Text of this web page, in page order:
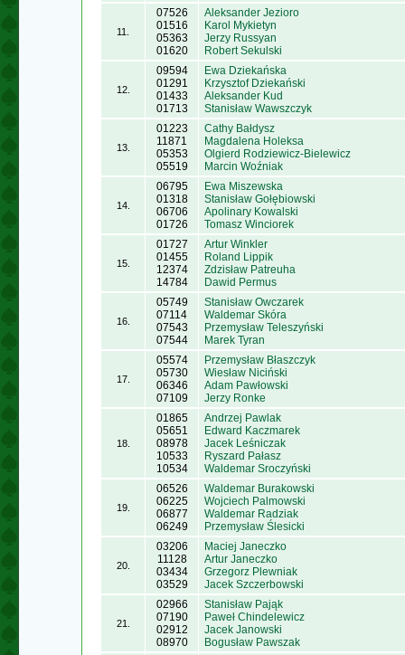
11.
07526
01516
05363
01620
Aleksander Jezioro
Karol Mykietyn
Jerzy Russyan
Robert Sekulski
12.
09594
01291
01433
01713
Ewa Dziekańska
Krzysztof Dziekański
Aleksander Kud
Stanisław Wawszczyk
13.
01223
11871
05353
05519
Cathy Bałdysz
Magdalena Holeksa
Olgierd Rodziewicz-Bielewicz
Marcin Woźniak
14.
06795
01318
06706
01726
Ewa Miszewska
Stanisław Gołębiowski
Apolinary Kowalski
Tomasz Winciorek
15.
01727
01455
12374
14784
Artur Winkler
Roland Lippik
Zdzisław Patreuha
Dawid Permus
16.
05749
07114
07543
07544
Stanisław Owczarek
Waldemar Skóra
Przemysław Teleszyński
Marek Tyran
17.
05574
05730
06346
07109
Przemysław Błaszczyk
Wiesław Niciński
Adam Pawłowski
Jerzy Ronke
18.
01865
05651
08978
10533
10534
Andrzej Pawlak
Edward Kaczmarek
Jacek Leśniczak
Ryszard Pałasz
Waldemar Sroczyński
19.
06526
06225
06877
06249
Waldemar Burakowski
Wojciech Palmowski
Waldemar Radziak
Przemysław Ślesicki
20.
03206
11128
03434
03529
Maciej Janeczko
Artur Janeczko
Grzegorz Plewniak
Jacek Szczerbowski
21.
02966
07190
02912
08970
Stanisław Pająk
Paweł Chindelewicz
Jacek Janowski
Bogusław Pawszak